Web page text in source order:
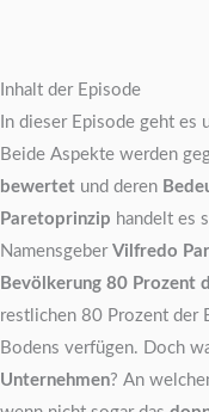
Inhalt der Episode
In dieser Episode geht es
Beide Aspekte werden
bewertet und deren
Paretoprinzip handelt es
Namensgeber Vilfredo
Bevölkerung 80 Prozent
restlichen 80 Prozent der
Bodens verfügen. Doch
Unternehmen? An